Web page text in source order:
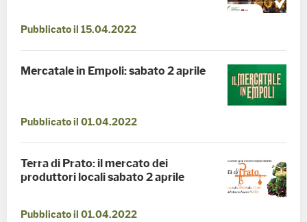
Pubblicato il 15.04.2022
Mercatale in Empoli: sabato 2 aprile
Pubblicato il 01.04.2022
Terra di Prato: il mercato dei
produttori locali sabato 2 aprile
Pubblicato il 01.04.2022